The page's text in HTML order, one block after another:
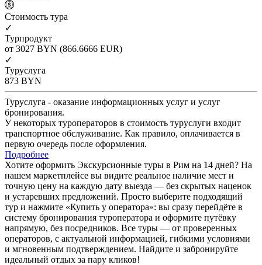
Cтоимость тура
✓
Турпродукт
от 3027 BYN (866.6666 EUR)
✓
Туруслуга
873 BYN
Туруслуга - оказание информационных услуг и услуг
бронирования.
У некоторых туроператоров в стоимость туруслуги входит
транспортное обслуживание. Как правило, оплачивается в
первую очередь после оформления.
Подробнее
Хотите оформить Экскурсионные туры в Рим на 14 дней? На
нашем маркетплейсе вы видите реальное наличие мест и
точную цену на каждую дату выезда — без скрытых наценок
и устаревших предложений. Просто выберите подходящий
тур и нажмите «Купить у оператора»: вы сразу перейдёте в
систему бронирования туроператора и оформите путёвку
напрямую, без посредников. Все туры — от проверенных
операторов, с актуальной информацией, гибкими условиями
и мгновенным подтверждением. Найдите и забронируйте
идеальный отдых за пару кликов!